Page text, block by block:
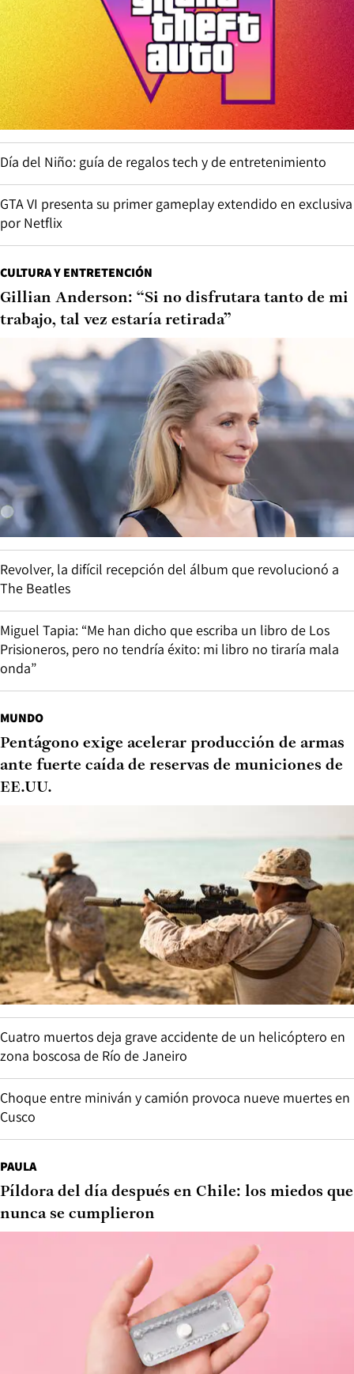
Día del Niño: guía de regalos tech y de entretenimiento
GTA VI presenta su primer gameplay extendido en exclusiva
por Netflix
CULTURA Y ENTRETENCIÓN
Gillian Anderson: “Si no disfrutara tanto de mi
trabajo, tal vez estaría retirada”
Revolver, la difícil recepción del álbum que revolucionó a
The Beatles
Miguel Tapia: “Me han dicho que escriba un libro de Los
Prisioneros, pero no tendría éxito: mi libro no tiraría mala
onda”
MUNDO
Pentágono exige acelerar producción de armas
ante fuerte caída de reservas de municiones de
EE.UU.
Cuatro muertos deja grave accidente de un helicóptero en
zona boscosa de Río de Janeiro
Choque entre miniván y camión provoca nueve muertes en
Cusco
PAULA
Píldora del día después en Chile: los miedos que
nunca se cumplieron